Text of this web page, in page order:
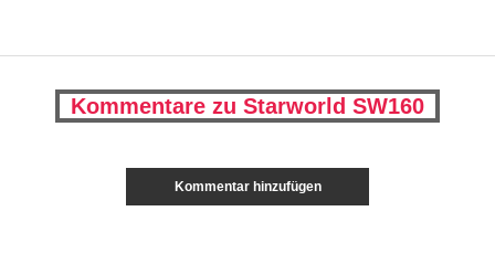
Kommentare zu Starworld SW160
Kommentar hinzufügen